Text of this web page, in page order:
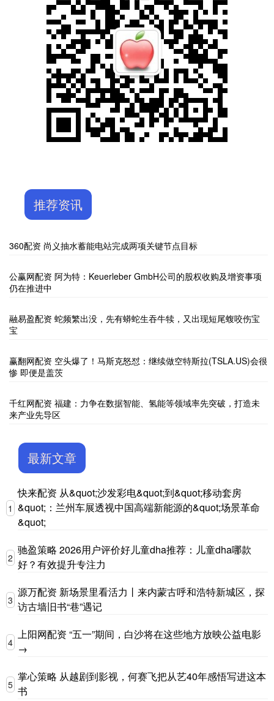
推荐资讯
360配资 尚义抽水蓄能电站完成两项关键节点目标
公赢网配资 阿为特：Keuerleber GmbH公司的股权收购及增资事项
仍在推进中
融易盈配资 蛇频繁出没，先有蟒蛇生吞牛犊，又出现短尾蝮咬伤宝
宝
赢翻网配资 空头爆了！马斯克怒怼：继续做空特斯拉(TSLA.US)会很
惨 即便是盖茨
千红网配资 福建：力争在数据智能、氢能等领域率先突破，打造未
来产业先导区
最新文章
1
快来配资 从&quot;沙发彩电&quot;到&quot;移动套房
&quot;：兰州车展透视中国高端新能源的&quot;场景革命
&quot;
2
驰盈策略 2026用户评价好儿童dha推荐：儿童dha哪款
好？有效提升专注力
3
源万配资 新场景里看活力丨来内蒙古呼和浩特新城区，探
访古墙旧书“巷”遇记
4
上阳网配资 “五一”期间，白沙将在这些地方放映公益电影
→
5
掌心策略 从越剧到影视，何赛飞把从艺40年感悟写进这本
书